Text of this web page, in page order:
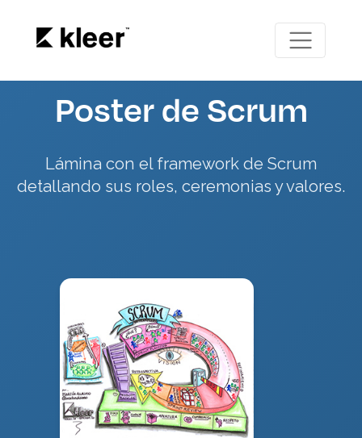
Poster de Scrum
Lámina con el framework de Scrum
detallando sus roles, ceremonias y valores.